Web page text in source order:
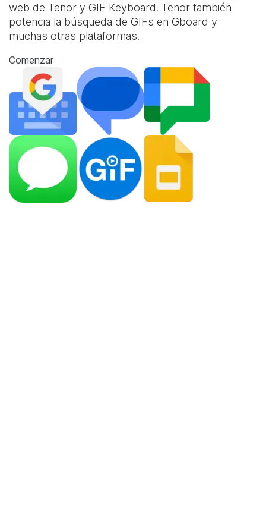
web de Tenor y GIF Keyboard. Tenor también
potencia la búsqueda de GIFs en Gboard y
muchas otras plataformas.
Comenzar